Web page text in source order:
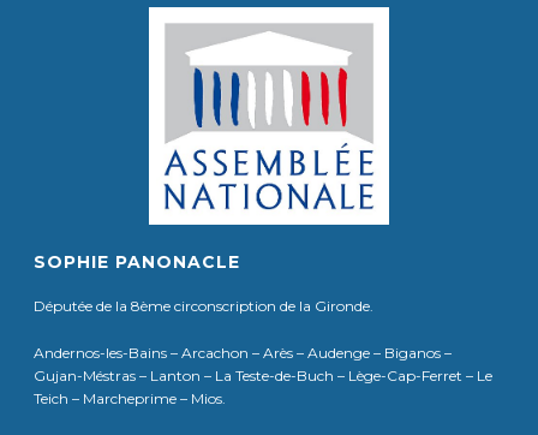
SOPHIE PANONACLE
Députée de la 8ème circonscription de la Gironde.
Andernos-les-Bains – Arcachon – Arès – Audenge – Biganos –
Gujan-Méstras – Lanton – La Teste-de-Buch – Lège-Cap-Ferret – Le
Teich – Marcheprime – Mios.